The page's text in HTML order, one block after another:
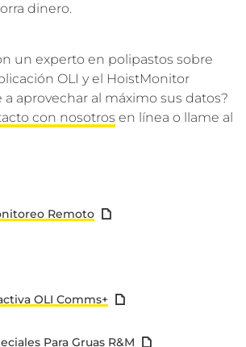
dinero.
un experto en polipastos sobre
OLI y el HoistMonitor
aprovechar al máximo sus datos?
con nosotros en línea o llame al
Remoto
OLI Comms+
Para Gruas R&M